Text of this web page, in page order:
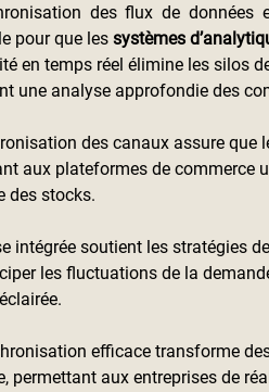
des flux de données
pour que les systèmes
en temps réel élimine les silos
une analyse approfondie des
des canaux assure que
aux plateformes de commerce
des stocks.
intégrée soutient les stratégies
les fluctuations de la
efficace transforme
permettant aux entreprises de